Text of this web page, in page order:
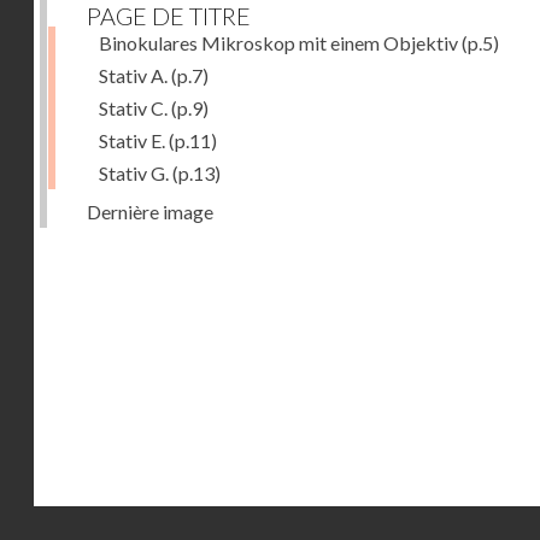
PAGE DE TITRE
Binokulares Mikroskop mit einem Objektiv(p.5)
Stativ A. (p.7)
Stativ C. (p.9)
Stativ E. (p.11)
Stativ G. (p.13)
Dernière image